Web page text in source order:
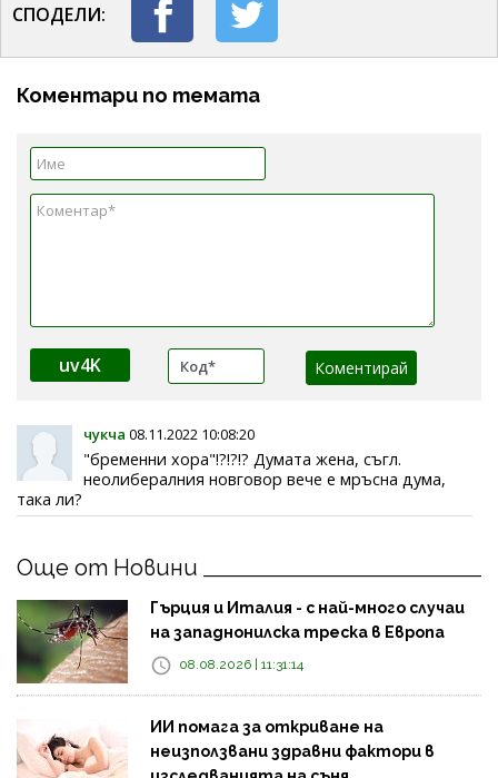
СПОДЕЛИ:
Коментари по темата
uv4K
чукча 08.11.2022 10:08:20
"бременни хора"!?!?!? Думата жена, съгл.
неолибералния новговор вече е мръсна дума,
така ли?
Още от Новини
Гърция и Италия - с най-много случаи
на западнонилска треска в Европа
08.08.2026 | 11:31:14
ИИ помага за откриване на
неизползвани здравни фактори в